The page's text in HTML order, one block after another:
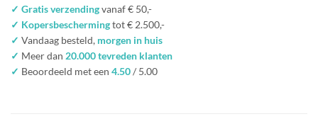
✓ Gratis verzendingvanaf € 50,-
✓ Kopersbeschermingtot € 2.500,-
✓ Vandaag besteld, morgen in huis
✓ Meer dan 20.000 tevreden klanten
✓ Beoordeeld met een 4.50/ 5.00